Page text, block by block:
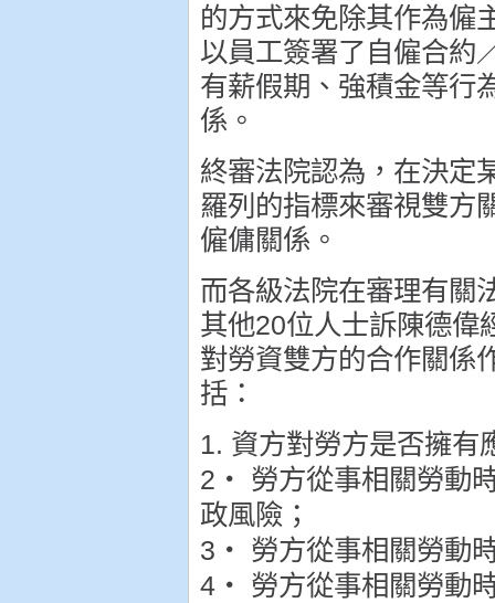
的方式來免除其作為僱
以員工簽署了自僱合約
有薪假期、強積金等行
係。
終審法院認為，在決定
羅列的指標來審視雙方
僱傭關係。
而各級法院在審理有關
其他20位人士訴陳德偉
對勞資雙方的合作關係
括：
1. 資方對勞方是否擁有
2‧ 勞方從事相關勞動
政風險；
3‧ 勞方從事相關勞動
4‧ 勞方從事相關勞動